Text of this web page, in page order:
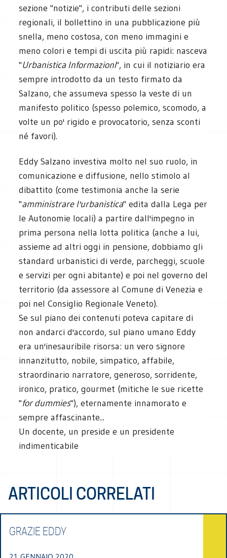
sezione "notizie", i contributi delle sezioni
regionali, il bollettino in una pubblicazione più
snella, meno costosa, con meno immagini e
meno colori e tempi di uscita più rapidi: nasceva
"Urbanistica Informazioni", in cui il notiziario era
sempre introdotto da un testo firmato da
Salzano, che assumeva spesso la veste di un
manifesto politico (spesso polemico, scomodo, a
volte un po' rigido e provocatorio, senza sconti
né favori).
Eddy Salzano investiva molto nel suo ruolo, in
comunicazione e diffusione, nello stimolo al
dibattito (come testimonia anche la serie
"amministrare l'urbanistica" edita dalla Lega per
le Autonomie locali) a partire dall'impegno in
prima persona nella lotta politica (anche a lui,
assieme ad altri oggi in pensione, dobbiamo gli
standard urbanistici di verde, parcheggi, scuole
e servizi per ogni abitante) e poi nel governo del
territorio (da assessore al Comune di Venezia e
poi nel Consiglio Regionale Veneto).
Se sul piano dei contenuti poteva capitare di
non andarci d'accordo, sul piano umano Eddy
era un'inesauribile risorsa: un vero signore
innanzitutto, nobile, simpatico, affabile,
straordinario narratore, generoso, sorridente,
ironico, pratico, gourmet (mitiche le sue ricette
"for dummies"), eternamente innamorato e
sempre affascinante...
Un docente, un preside e un presidente
indimenticabile
ARTICOLI CORRELATI
GRAZIE EDDY